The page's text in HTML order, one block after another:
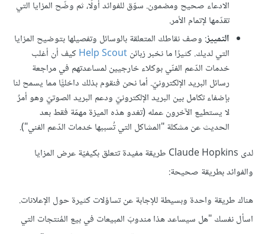
الادعاء صحيح ومضمون. سوّق للفوائد أولًا، ثم وضّح المزايا التي
تقدّمها لإتمام الأمر.
التمييز: وصف نقاطك المتعلقة بالوسائل وتفصيلها بتوضيح المزايا
التي لديك. كثيرًا ما نخبر زبائنHelp Scoutكيف أن أغلب
خدمات الدّعم الفنّي بوكلاء خارجيين لمساعدتهم في مراجعة
رسائل البريد الإلكترونيّ. أما نحن فنقوم بذلك داخليًّا مما يسمح لنا
بإضفاء تكامل بين البريد الإلكترونيّ ودعم البريد الصوتيّ وهو أمرٌ
لا يستطيع الآخرون عمله (تغدو هذه الميزة مهمّة فقط بعد
الحديث عن مشكلة "المشاكل التي تُسببها خدمات الدّعم الفني").
لدى Claude Hopkins طريقة مفيدة تتعلق بكيفيّة عرض المزايا
والفوائد بطريقة صحيحة:
هناك طريقة واحدة وبسيطة للإجابة عن تساؤلات كثيرة حول الإعلانات.
اسأل نفسك "هل سيساعد هذا مندوبَ المبيعات في بيع المُنتجات التي